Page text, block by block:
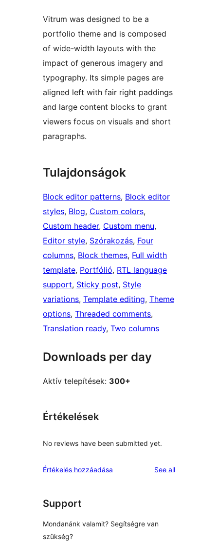
Vitrum was designed to be a
portfolio theme and is composed
of wide-width layouts with the
impact of generous imagery and
typography. Its simple pages are
aligned left with fair right paddings
and large content blocks to grant
viewers focus on visuals and short
paragraphs.
Tulajdonságok
Block editor patterns, Block editor
styles, Blog, Custom colors
Custom header, Custom menu
Editor style, Szórakozás, Four
columns, Block themes, Full width
template, Portfólió, RTL language
support, Sticky post, Style
variations, Template editing, Theme
options, Threaded comments
Translation ready, Two columns
Downloads per day
Aktív telepítések: 300+
Értékelések
No reviews have been submitted yet.
Értékelés hozzáadása See allreviews
Support
Mondanánk valamit? Segítségre van
szükség?